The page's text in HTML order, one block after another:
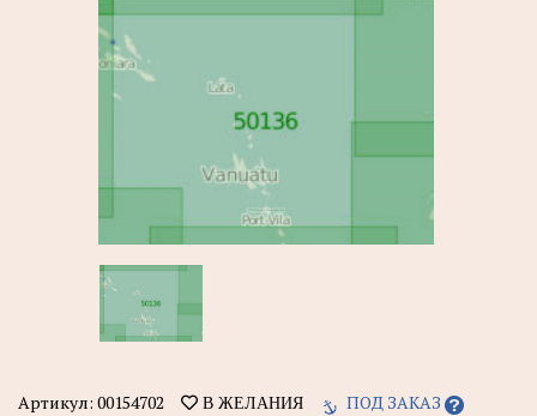
Артикул: 00154702 В ЖЕЛАНИЯ ПОД ЗАКАЗ